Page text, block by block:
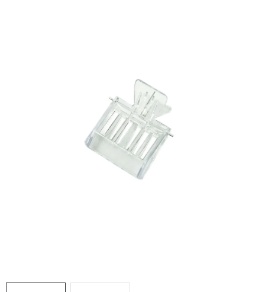
DOPLNKY KU VČELÍM PRODUKTOM